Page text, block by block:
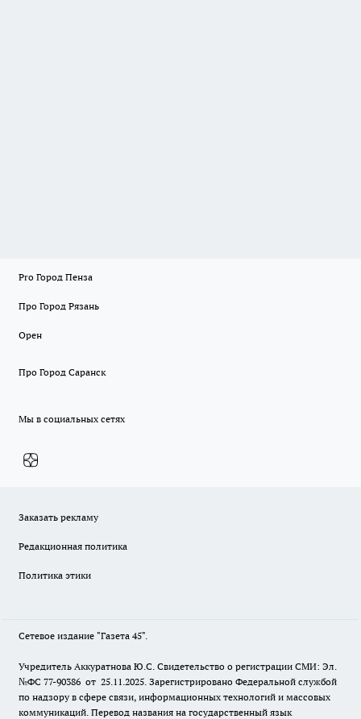
Pro Город Пенза
Про Город Рязань
Орен
Про Город Саранск
Мы в социальных сетях
Заказать рекламу
Редакционная политика
Политика этики
Сетевое издание "Газета 45".
Учредитель Аккуратнова Ю.С. Свидетельство о регистрации СМИ: Эл.
№ФС 77-90386 от 25.11.2025. Зарегистрировано Федеральной службой
по надзору в сфере связи, информационных технологий и массовых
коммуникаций. Перевод названия на государственный язык